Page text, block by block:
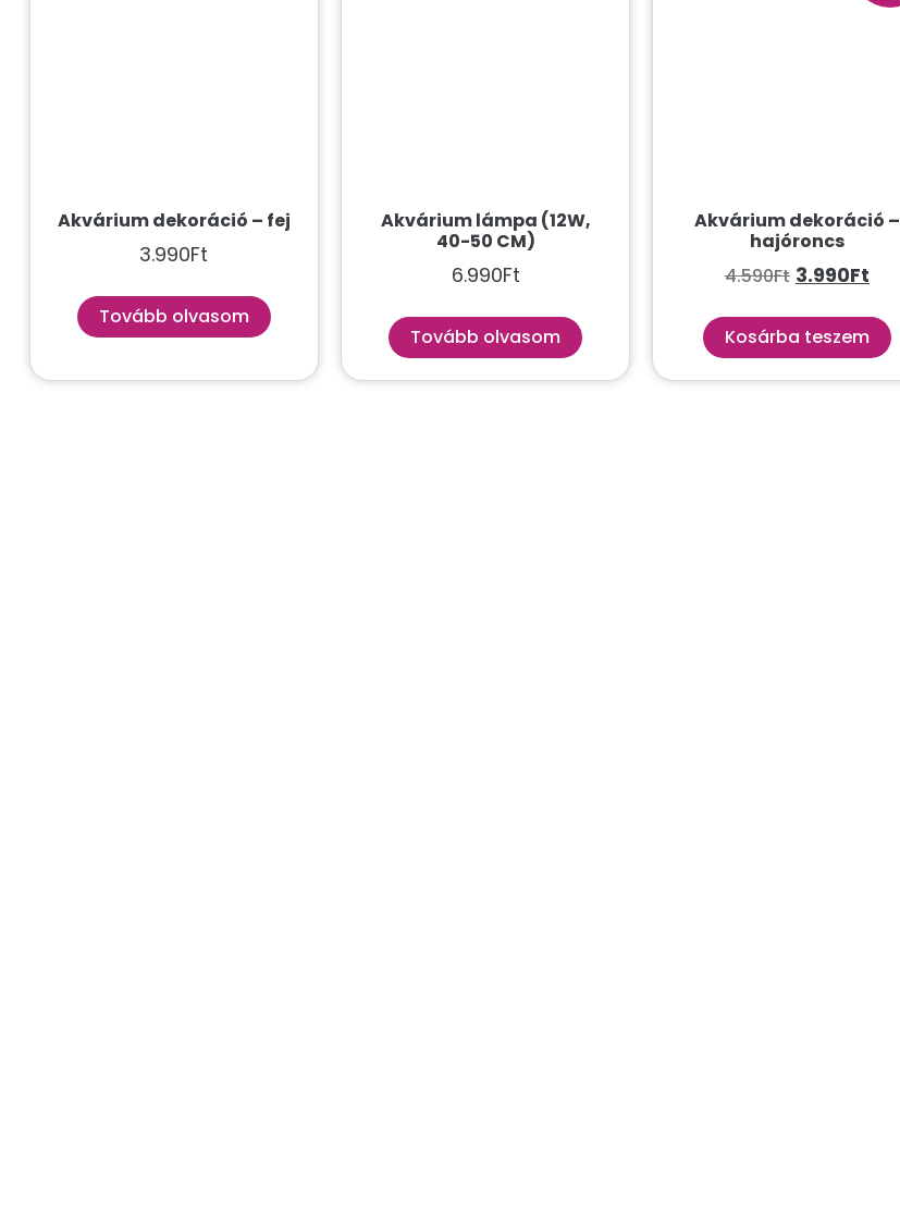
Akvárium dekoráció – fej
3.990Ft
Tovább olvasom
Akvárium lámpa (12W,
40-50 CM)
6.990Ft
Tovább olvasom
Akvárium dekoráció –
hajóroncs
4.590Ft 3.990Ft
Kosárba teszem